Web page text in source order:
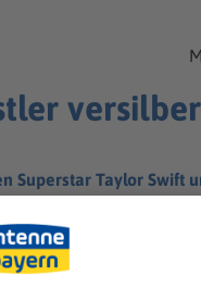
Superstar Taylor Swift
steckt hinter der